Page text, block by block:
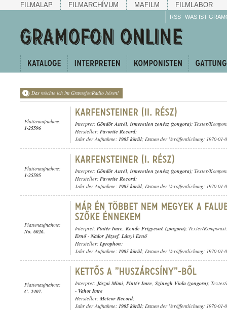
FILMALAP FILMARCHÍVUM MAFILM FILMLABOR
RSS WAS IST
Das möchte ich im GramofonRadio hören!
Plattenaufnahme:
1-25596
Interpret: Göndör Aurél, ismeretlen zenész (zongora); Texter/
Hersteller: Favorite Record;
Jahr der Aufnahme: 1905 körül; Datum der Veröffentlichung: 1970-01-
Plattenaufnahme:
1-25595
Interpret: Göndör Aurél, ismeretlen zenész (zongora); Texter/
Hersteller: Favorite Record;
Jahr der Aufnahme: 1905 körül; Datum der Veröffentlichung: 1970-01-
Plattenaufnahme:
No. 6026.
Interpret: Pintér Imre, Kende Frigyesné (zongora); Texter/
Ernő- Nádor József, Lányi Ernő
Hersteller: Lyrophon;
Jahr der Aufnahme: 1905 körül; Datum der Veröffentlichung: 1970-01-
Plattenaufnahme:
C. 2407.
Interpret:Jászai Mimi, Pintér Imre, Szinegh Viola (zongora);
- Vahot Imre
Hersteller: Meteor Record;
Jahr der Aufnahme: 1905 körül; Datum der Veröffentlichung: 1970-01-